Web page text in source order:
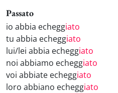
Passato
io abbia echeggiato
tu abbia echeggiato
lui/lei abbia echeggiato
noi abbiamo echeggiato
voi abbiate echeggiato
loro abbiano echeggiato